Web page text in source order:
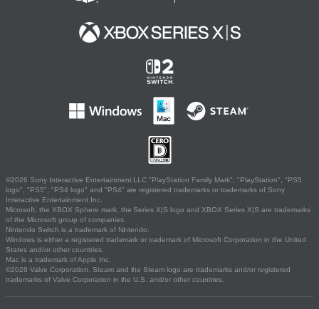
©2026 Sony Interactive Entertainment LLC."PlayStation Family Mark", "PlayStation", "PS5
logo", "PS5", "PS4 logo" and "PS4" are registered trademarks or trademarks of Sony
Interactive Entertainment Inc.
Microsoft, the XBOX Sphere mark, the Series X|S logo and XBOX Series X|S are trademarks
of the Microsoft group of companies.
Nintendo Switch is a trademark of Nintendo.
Windows is either a registered trademark or trademark of Microsoft Corporation in the United
States and/or other countries.
Mac is a trademark of Apple Inc.
©2026 Valve Corporation. Steam and the Steam logo are trademarks and/or registered
trademarks of Valve Corporation in the U.S. and/or other countries.